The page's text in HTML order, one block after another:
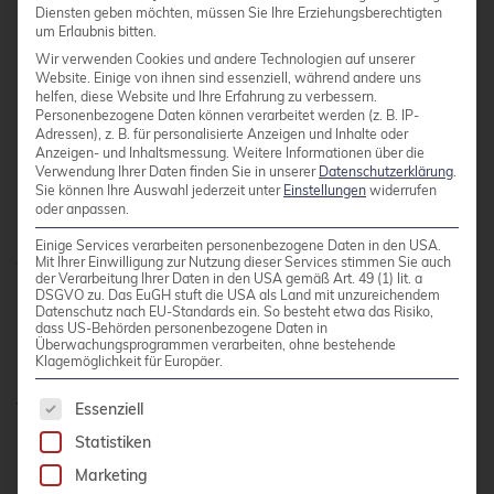
User, gerade neue Features schon in einer frühen
Phase ausgiebig zu testen.
PostgreSQL ®besitzt natürlich Regressiontests
und auch das FuzzingtoolSQLsmithvon
unserem Kollegen Andreas Seltenreich trägt zur
Qualitätssicherung bei. Jedoch sind ausgiebige
Anwendertests immer sinnvoll und auch im
eigenen Interesse der Nutzer. Aals
Softwareentwickler bietet es sich zudem an, die
eigene Anwendung hin und wieder gegen den
aktuellen Stand der PostgreSQL -Entwicklung zu
testen. Dies lässt sich natürlich auch gut in die
eigene CI-Toolchain integrieren. So wird
zusätzlich ganz nebenbei der Zeitaufwand, um
Diensten geben möchten, müssen Sie Ihre Erziehungsberechtigten
um Erlaubnis bitten.
Wir verwenden Cookies und andere Technologien auf unserer
Website. Einige von ihnen sind essenziell, während andere uns
helfen, diese Website und Ihre Erfahrung zu verbessern.
Personenbezogene Daten können verarbeitet werden (z. B. IP-
Adressen), z. B. für personalisierte Anzeigen und Inhalte oder
Anzeigen- und Inhaltsmessung. Weitere Informationen über die
Verwendung Ihrer Daten finden Sie in unserer Datenschutzerklärung
Sie können Ihre Auswahl jederzeit unter Einstellungen widerrufen
oder anpassen.
Einige Services verarbeiten personenbezogene Daten in den USA.
Mit Ihrer Einwilligung zur Nutzung dieser Services stimmen Sie auch
der Verarbeitung Ihrer Daten in den USA gemäß Art. 49 (1) lit. a
DSGVO zu. Das EuGH stuft die USA als Land mit unzureichendem
Datenschutz nach EU-Standards ein. So besteht etwa das Risiko,
dass US-Behörden personenbezogene Daten in
Überwachungsprogrammen verarbeiten, ohne bestehende
Klagemöglichkeit für Europäer.
Es folgt eine Liste der Service-Gruppen, für die
Essenziell
Statistiken
Marketing